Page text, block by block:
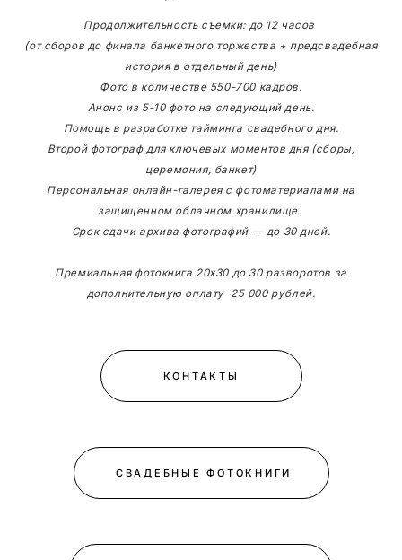
Продолжительность съемки: до 12 часов
(от сборов до финала банкетного торжества + предсвадебная
история в отдельный день)
Фото в количестве 550-700 кадров.
Анонс из 5-10 фото на следующий день.
Помощь в разработке тайминга свадебного дня.
Второй фотограф для ключевых моментов дня (сборы,
церемония, банкет)
Персональная онлайн-галерея с фотоматериалами на
защищенном облачном хранилище.
Срок сдачи архива фотографий — до 30 дней.
Премиальная фотокнига 20х30 до 30 разворотов за
дополнительную оплату 25 000 рублей.
КОНТАКТЫ
СВАДЕБНЫЕ ФОТОКНИГИ